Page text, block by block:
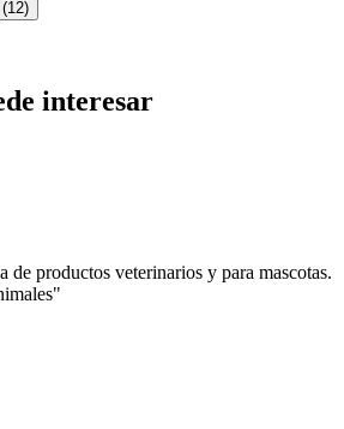
interesar
productos veterinarios y para mascotas.